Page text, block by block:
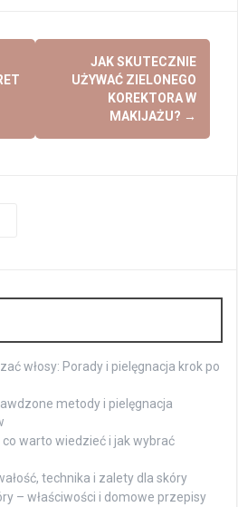
JAK SKUTECZNIE
UŻYWAĆ ZIELONEGO
KOREKTORA W
MAKIJAŻU? →
włosy: Porady i pielęgnacja krok po
metody i pielęgnacja
warto wiedzieć i jak wybrać
technika i zalety dla skóry
– właściwości i domowe przepisy